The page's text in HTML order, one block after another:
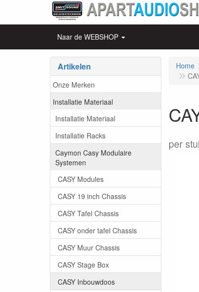
Naar de WEBSHOP
Artikelen
Onze Merken
Installatie Materiaal
Installatie Materiaal
Installatie Racks
Caymon Casy Modulaire
Systemen
CASY Modules
CASY 19 inch Chassis
CASY Tafel Chassis
CASY onder tafel Chassis
CASY Muur Chassis
CASY Stage Box
CASY Inbouwdoos
Home
per